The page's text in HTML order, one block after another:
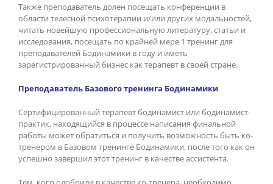
Также преподаватель долен посещать конференции в
области телесной психотерапии и/или других модальностей,
читать новейшую профессиональную литературу, статьи и
исследования, посещать по крайней мере 1 тренинг для
преподавателей Бодинамики в году и иметь
зарегистрированный бизнес как терапевт в своей стране.
Преподаватель Базового тренинга Бодинамики
Сертифицированный терапевт бодинамист или бодинамист-
практик, находящийся в процессе написания финальной
работы может обратиться и получить возможность быть ко-
тренером в Базовом тренинге Бодинамики, после того как он
успешно завершил этот тренинг в качестве ассистента.